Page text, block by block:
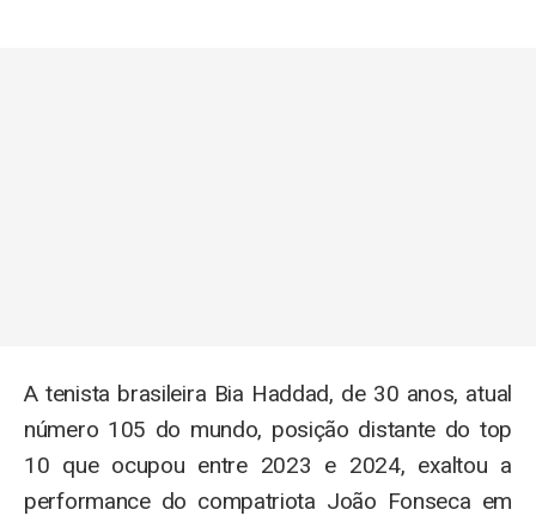
A tenista brasileira Bia Haddad, de 30 anos, atual
número 105 do mundo, posição distante do top
10 que ocupou entre 2023 e 2024, exaltou a
performance do compatriota João Fonseca em